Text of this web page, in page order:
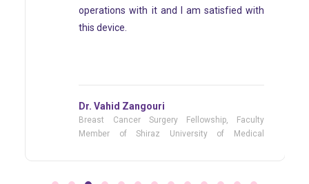
operations with it and I am satisfied with
this device.
Dr. Vahid Zangouri
Breast Cancer Surgery Fellowship, Faculty
Member of Shiraz University of Medical